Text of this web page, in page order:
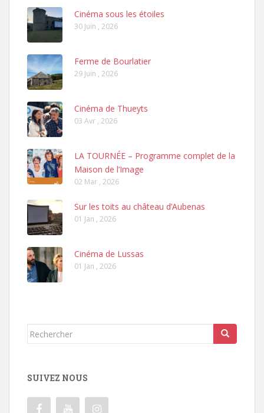
Cinéma sous les étoiles
30 Juin , 2026
Ferme de Bourlatier
29 Juin , 2026
Cinéma de Thueyts
03 Avr , 2026
LA TOURNÉE – Programme complet de la
Maison de l’Image
02 Mar , 2026
Sur les toits au château d’Aubenas
01 Jan , 2026
Cinéma de Lussas
01 Jan , 2026
Rechercher...
SUIVEZ NOUS